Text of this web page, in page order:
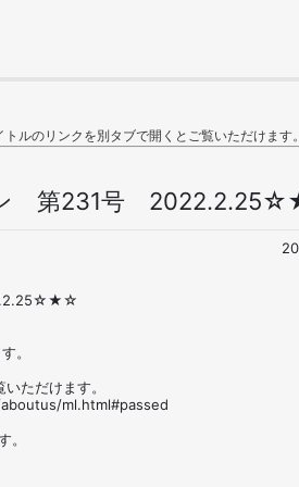
ルのリンクを別タブで開くとご覧いただけます。